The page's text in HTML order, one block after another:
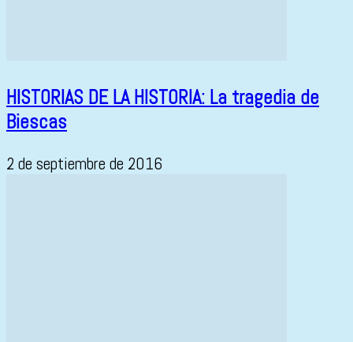
HISTORIAS DE LA HISTORIA: La tragedia de
Biescas
2 de septiembre de 2016